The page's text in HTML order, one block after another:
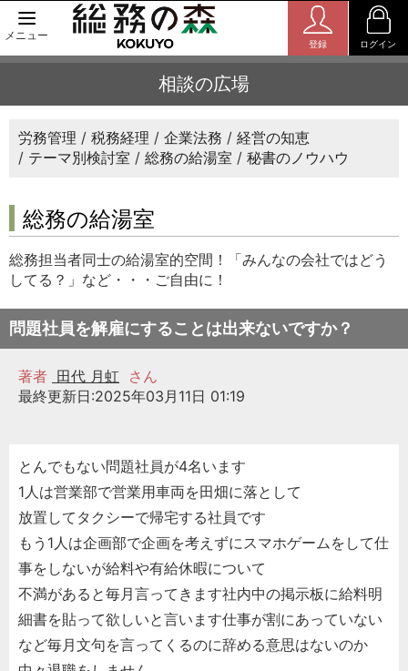
メニュー
登録 ログイン
相談の広場
労務管理 税務経理 企業法務
経営の知恵
テーマ別検討室
総務の給湯室 秘書のノウハウ
総務の給湯室
総務担当者同士の給湯室的空間！「みんなの会社ではどう
してる？」など・・・ご自由に！
問題社員を解雇にすることは出来ないですか？
著者 田代 月虹
さん
最終更新日:2025年03月11日 01:19
とんでもない問題社員が4名います
1人は営業部で営業用車両を田畑に落として
放置してタクシーで帰宅する社員です
もう1人は企画部で企画を考えずにスマホゲームをして仕
事をしないが給料や有給休暇について
不満があると毎月言ってきます社内中の掲示板に給料明
細書を貼って欲しいと言います仕事が割にあっていない
など毎月文句を言ってくるのに辞める意思はないのか